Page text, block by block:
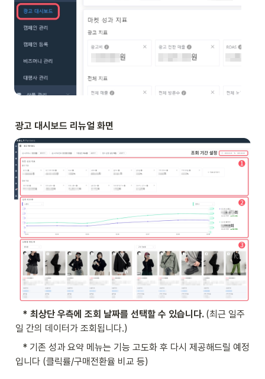
광고 대시보드 리뉴얼 화면
   * 최상단 우측에 조회 날짜를 선택할 수 있습니다.
(최근 일주
일 간의 데이터가 조회됩니다.)
입니다 (클릭률/구매전환율 비교 등)